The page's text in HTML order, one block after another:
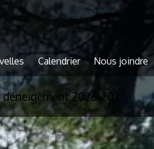
Calendrier Nous joindre
2026-2027